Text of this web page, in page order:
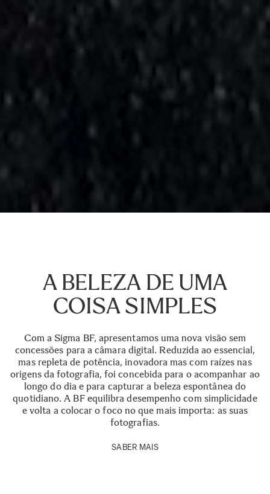
A BELEZA DE UMA
COISA SIMPLES
Com a Sigma BF, apresentamos uma nova visão sem
concessões para a câmara digital. Reduzida ao essencial,
mas repleta de potência, inovadora mas com raízes nas
origens da fotografia, foi concebida para o acompanhar ao
longo do dia e para capturar a beleza espontânea do
quotidiano. A BF equilibra desempenho com simplicidade
e volta a colocar o foco no que mais importa: as suas
fotografias.
SABER MAIS